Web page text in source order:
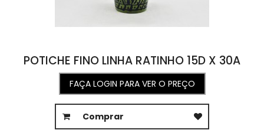
POTICHE FINO LINHA RATINHO 15D X 30A
FAÇA LOGIN PARA VER O PREÇO
Comprar